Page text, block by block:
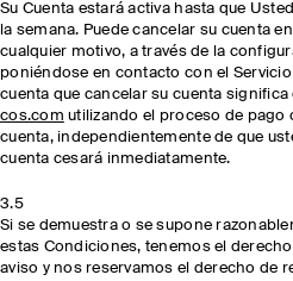
Su Cuenta estará activa hasta que
la semana. Puede cancelar su cuenta
cualquier motivo, a través de la
poniéndose en contacto con el
cuenta que cancelar su cuenta
cos.com utilizando el proceso de pago
cuenta, independientemente de que
cuenta cesará inmediatamente.
3.5
Si se demuestra o se supone
estas Condiciones, tenemos el
aviso y nos reservamos el derecho de